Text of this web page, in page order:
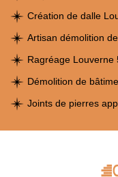
Création de dalle
Artisan démolition
Ragréage Louverne
Démolition de
Joints de pierres